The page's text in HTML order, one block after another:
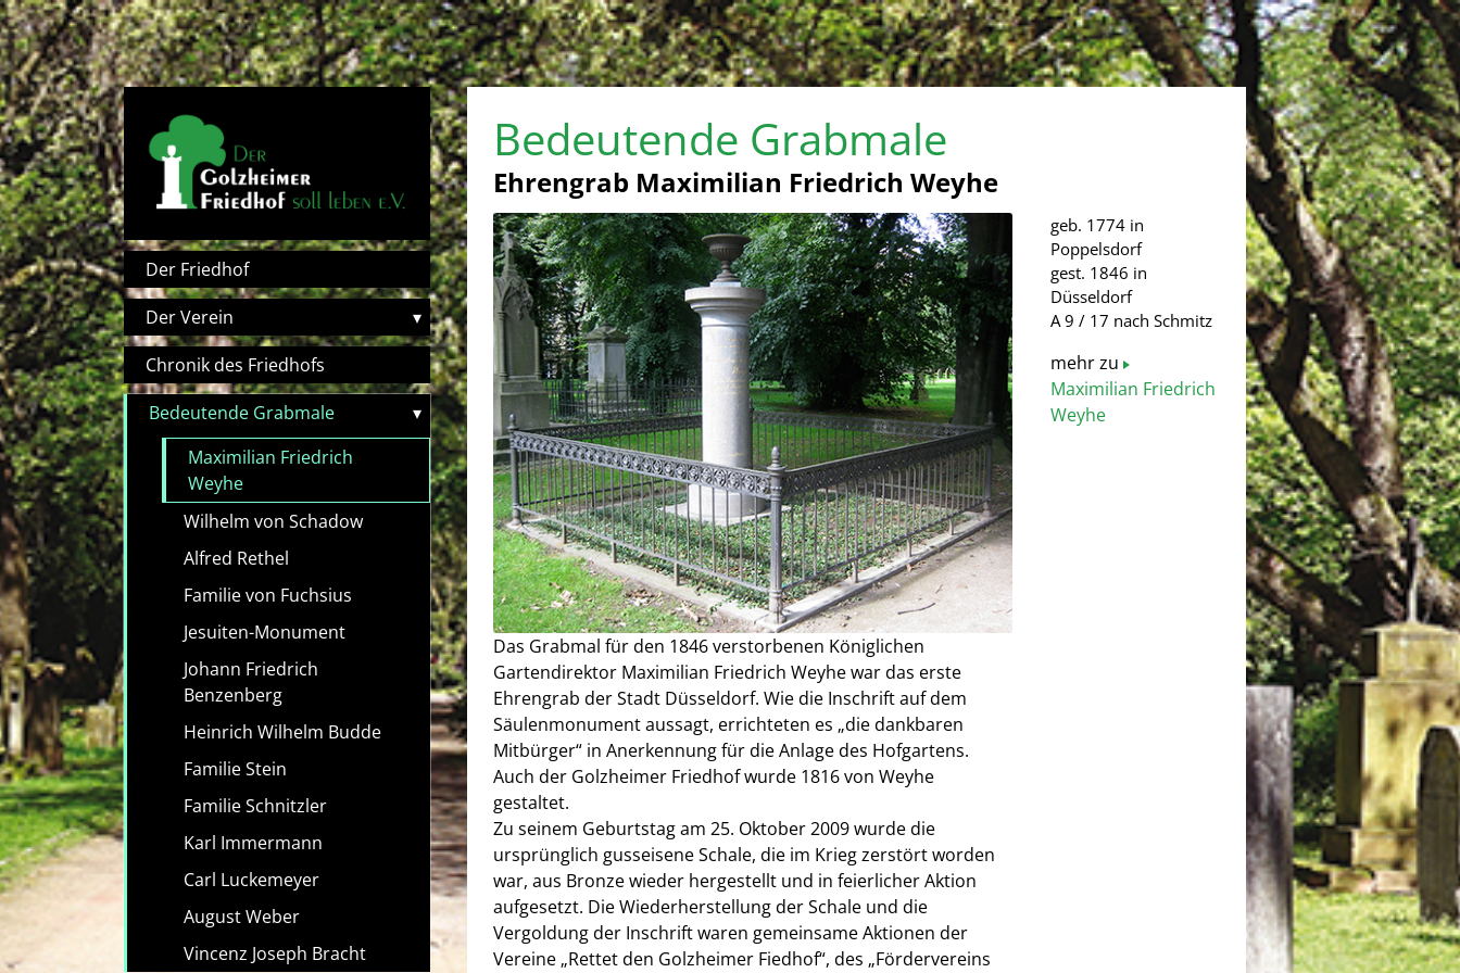
Direkt zum Inhalt
Hauptnavigation
Der Friedhof
Der Verein
▾
Chronik des Friedhofs
Bedeutende Grabmale
▾
Maximilian Friedrich
Weyhe
Wilhelm von Schadow
Alfred Rethel
Familie von Fuchsius
Jesuiten-Monument
Johann Friedrich
Benzenberg
Heinrich Wilhelm Budde
Familie Stein
Familie Schnitzler
Karl Immermann
Carl Luckemeyer
August Weber
Vincenz Joseph Bracht
Bedeutende Grabmale
Ehrengrab Maximilian Friedrich Weyhe
Das Grabmal für den 1846 verstorbenen Königlichen
Gartendirektor Maximilian Friedrich Weyhe war das erste
Ehrengrab der Stadt Düsseldorf. Wie die Inschrift auf dem
Säulenmonument aussagt, errichteten es „die dankbaren
Mitbürger“ in Anerkennung für die Anlage des Hofgartens.
Auch der Golzheimer Friedhof wurde 1816 von Weyhe
gestaltet.
Zu seinem Geburtstag am 25. Oktober 2009 wurde die
ursprünglich gusseisene Schale, die im Krieg zerstört worden
war, aus Bronze wieder hergestellt und in feierlicher Aktion
aufgesetzt. Die Wiederherstellung der Schale und die
Vergoldung der Inschrift waren gemeinsame Aktionen der
Vereine „Rettet den Golzheimer Fiedhof“, des „Fördervereins
geb. 1774 in
Poppelsdorf
gest. 1846 in
Düsseldorf
A 9 / 17 nach Schmitz
mehr zu
Maximilian Friedrich
Weyhe